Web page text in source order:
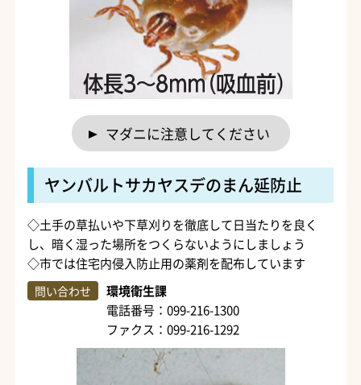
マダニに注意してください
ヤンバルトサカヤスデのまん延防止
◇土手の草払いや下草刈りを徹底して日当たりを良く
し、暗く湿った場所をつくらないようにしましょう
◇市では住宅内侵入防止用の薬剤を配布しています
問い合わせ
環境衛生課
電話番号：099-216-1300
ファクス：099-216-1292